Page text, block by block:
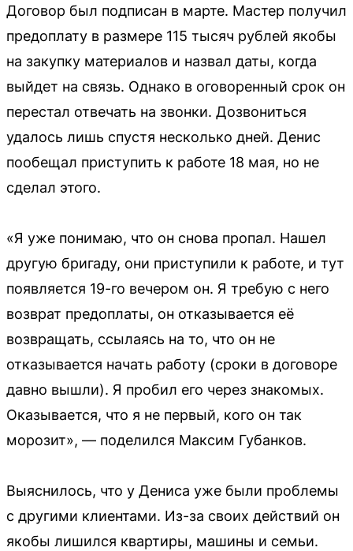
Договор был подписан в марте. Мастер получил
предоплату в размере 115 тысяч рублей якобы
на закупку материалов и назвал даты, когда
выйдет на связь. Однако в оговоренный срок он
перестал отвечать на звонки. Дозвониться
удалось лишь спустя несколько дней. Денис
пообещал приступить к работе 18 мая, но не
сделал этого.
«Я уже понимаю, что он снова пропал. Нашел
другую бригаду, они приступили к работе, и тут
появляется 19-го вечером он. Я требую с него
возврат предоплаты, он отказывается её
возвращать, ссылаясь на то, что он не
отказывается начать работу (сроки в договоре
давно вышли). Я пробил его через знакомых.
Оказывается, что я не первый, кого он так
морозит», — поделился Максим Губанков.
Выяснилось, что у Дениса уже были проблемы
с другими клиентами. Из-за своих действий он
якобы лишился квартиры, машины и семьи.